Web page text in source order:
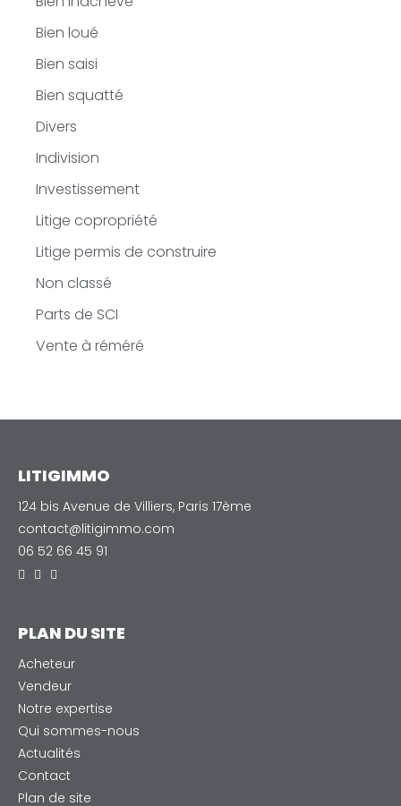
Bien loué
Bien saisi
Bien squatté
Divers
Indivision
Investissement
Litige copropriété
Litige permis de construire
Non classé
Parts de SCI
Vente à réméré
LITIGIMMO
124 bis Avenue de Villiers, Paris 17ème
contact@litigimmo.com
06 52 66 45 91
PLAN DU SITE
Acheteur
Vendeur
Notre expertise
Qui sommes-nous
Actualités
Contact
Plan de site